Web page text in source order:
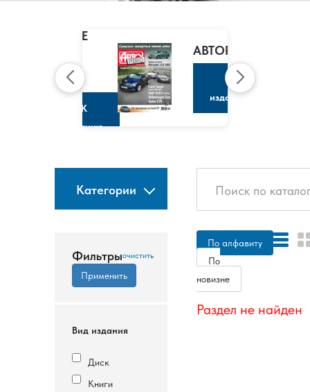
CLAIRE
МАРИ
КЛЭР
К
изданию
АВТОРЕВЮ
К
изданию
Категории
Фильтры
Вид издания
Диск
Книги
По алфавиту
По
новизне
Раздел не найден